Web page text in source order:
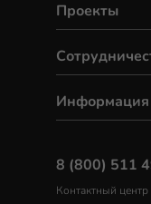
Проекты
Информация
8 (800) 511
Контактный центр